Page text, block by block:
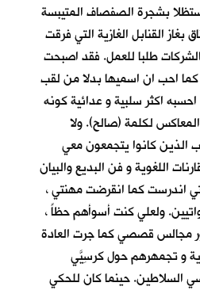
بشجرة الصفصاف المتيبسة
القنابل الغازية التي فرقت
طلبا للعمل. فقد اصبحت
احب ان اسميها بدلا من لقب
اكثر سلبية و عدائية كونه
لكلمة (صالح). ولا
الذين كانوا يتجمعون معي
اللغوية و فن البديع والبيان
اندرست كما انقرضت مهنتي ،
ولعلي كنت أسوأهم حظاً ،
مجالس قصصي كما جرت العادة
و تجمهرهم حول كرسِيّيَ
السلاطين. حينما كان للحكي